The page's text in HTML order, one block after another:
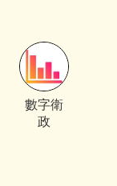
數字衛
政